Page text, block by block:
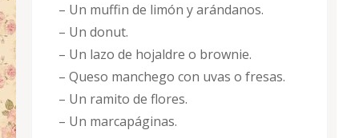
– Un muffin de limón y arándanos.
– Un donut.
– Un lazo de hojaldre o brownie.
– Queso manchego con uvas o fresas.
– Un ramito de flores.
– Un marcapáginas.